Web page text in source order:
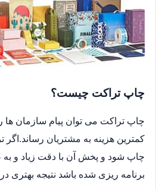
چاپ تراکت چیست؟
چاپ تراکت می توان پیام سازمان ها
کمترین هزینه به مشتریان رساند.اگر
چاپ شود و پخش آن با دقت زیاد و
برنامه ریزی شده باشد نتیجه بهتری